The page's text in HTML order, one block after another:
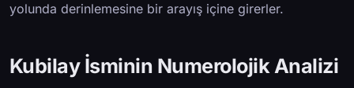
yolunda derinlemesine bir arayış içine girerler.
Kubilay İsminin Numerolojik Analizi